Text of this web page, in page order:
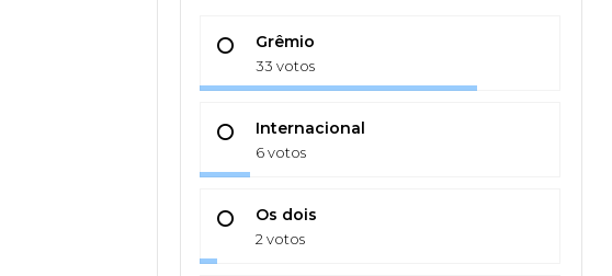
Grêmio
33 votos
Internacional
6 votos
Os dois
2 votos